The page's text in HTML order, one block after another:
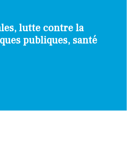
lutte contre la
publiques, santé